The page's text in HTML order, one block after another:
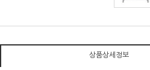
상품상세정보